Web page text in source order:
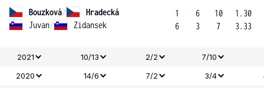
Bouzková/
Hradecká
Juvan/ Zidansek
1
6
6
3
10
7
1.30
3.33
2021 10/13 2/2
7/10
2020
14/6 7/2 3/4